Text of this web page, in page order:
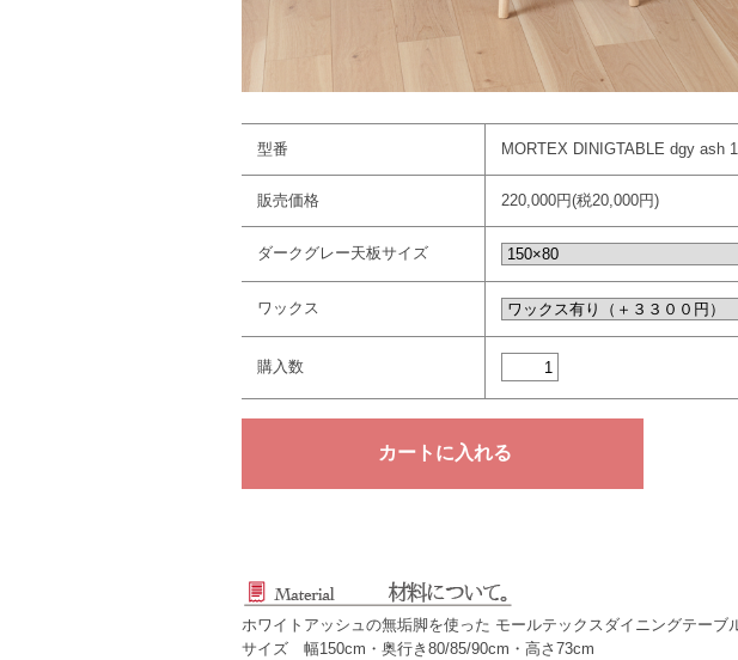
型番 MORTEX DINIGTABLE dgy ash
販売価格 220,000円(税20,000円)
ダークグレー天板サイズ
ワックス
購入数
ホワイトアッシュの無垢脚を使った モールテックスダイニングテーブ
サイズ 幅150cm・奥行き80/85/90cm・高さ73cm